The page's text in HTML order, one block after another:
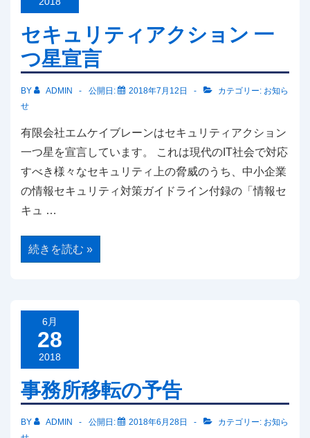
定
験
対
策
講
座
の
セキュリティアクション 一
つ星宣言
BY ADMIN 公開日: 2018年7月12日 カテゴリー: お知ら
せ
有限会社エムケイブレーンはセキュリティアクション
一つ星を宣言しています。 これは現代のIT社会で対応
すべき様々なセキュリティ上の脅威のうち、中小企業
の情報セキュリティ対策ガイドライン付録の「情報セ
キュ …
セ
キ
ュ
ア
シ
ョ
一
つ
星
宣
続きを読む »
6月
28
2018
事務所移転の予告
BY ADMIN 公開日: 2018年6月28日 カテゴリー: お知ら